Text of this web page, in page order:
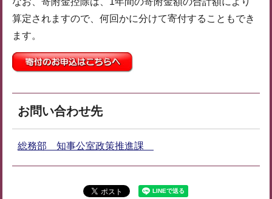
算定されますので、何回かに分けて寄付することもでき
ます。
お問い合わせ先
総務部 知事公室政策推進課